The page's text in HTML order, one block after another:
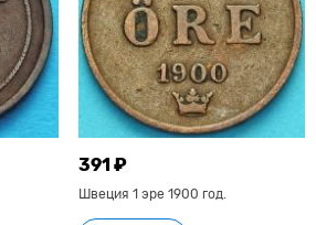
391 ₽
Швеция 1 эре 1900 год.